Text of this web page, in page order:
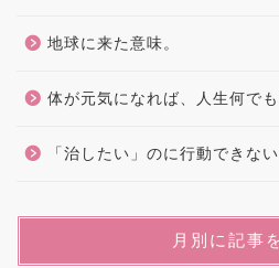
地球に来た意味。
体が元気になれば、人生何でも
「治したい」のに行動できない
月別に記事